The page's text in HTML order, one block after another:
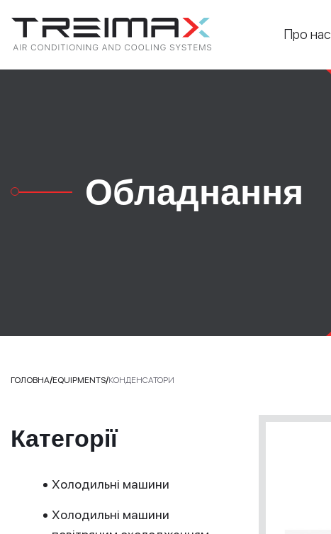
Про нас
Обладнання
ГОЛОВНА/EQUIPMENTS/КОНДЕНСАТОРИ
Категорії
Холодильні машини
Холодильні машини